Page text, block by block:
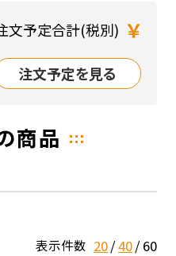
文予定合計(税別) ￥
注文予定を見る
商品
表示件数 20 40 60